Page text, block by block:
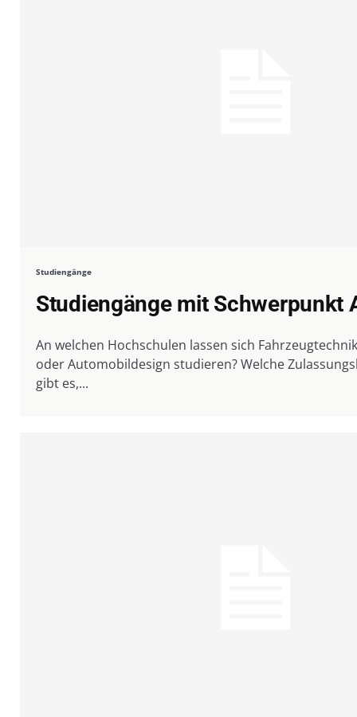
Studiengänge
Studiengänge mit Schwerpunkt
An welchen Hochschulen lassen sich
oder Automobildesign studieren? Welche
gibt es,...